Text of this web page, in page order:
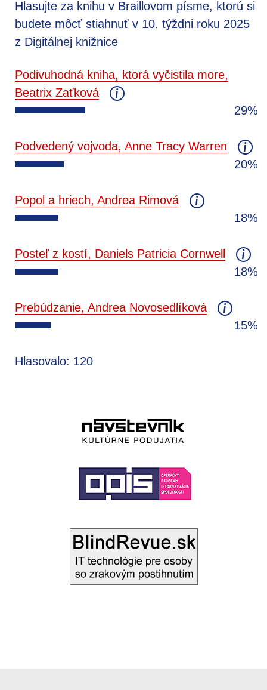
Hlasujte za knihu v Braillovom písme, ktorú si
budete môcť stiahnuť v 10. týždni roku 2025
z Digitálnej knižnice
Podivuhodná kniha, ktorá vyčistila more,
Beatrix Zaťková
29%
Podvedený vojvoda, Anne Tracy Warren
20%
Popol a hriech, Andrea Rimová
18%
Posteľ z kostí, Daniels Patricia Cornwell
18%
Prebúdzanie, Andrea Novosedlíková
15%
Hlasovalo: 120